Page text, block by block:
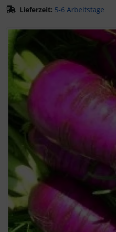
Lieferzeit: 5-6 Arbeitstage
Wenn mehr als ein